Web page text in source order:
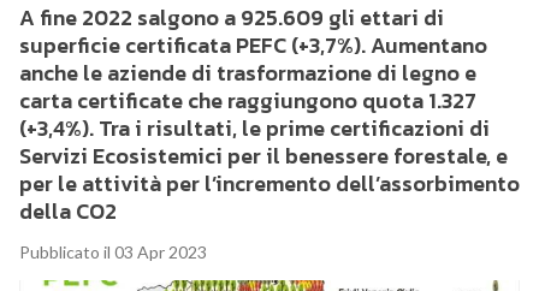
A fine 2022 salgono a 925.609 gli ettari di
superficie certificata PEFC (+3,7%). Aumentano
anche le aziende di trasformazione di legno e
carta certificate che raggiungono quota 1.327
(+3,4%). Tra i risultati, le prime certificazioni di
Servizi Ecosistemici per il benessere forestale, e
per le attività per l’incremento dell’assorbimento
della CO2
Pubblicato il 03 Apr 2023